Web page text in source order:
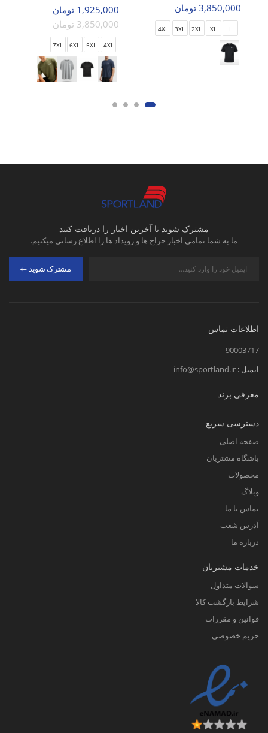
3,850,000 تومان
L
XL
2XL
3XL
4XL
1,925,000 تومان
3,850,000 تومان
4XL
5XL
6XL
7XL
مشترک شوید تا آخرین اخبار را دریافت کنید
ما به شما تمامی اخبار حراج ها و رویداد ها را اطلاع رسانی میکنیم.
مشترک شوید
اطلاعات تماس
90003717
ایمیل : info@sportland.ir
معرفی برند
دسترسی سریع
صفحه اصلی
باشگاه مشتریان
محصولات
وبلاگ
تماس با ما
آدرس شعب
درباره ما
خدمات مشتریان
سوالات متداول
شرایط بازگشت کالا
قوانین و مقررات
حریم خصوصی